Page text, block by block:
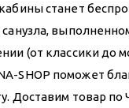
станет
санузла,
(от классики до
SHOP поможет
Доставим товар по